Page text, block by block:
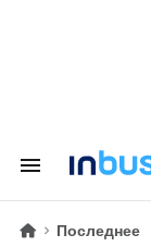
Последнее